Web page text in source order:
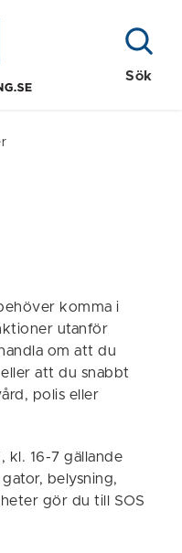
Sök
komma i
utanför
om att du
att du snabbt
polis eller
kl. 16-7 gällande
belysning,
gör du till SOS